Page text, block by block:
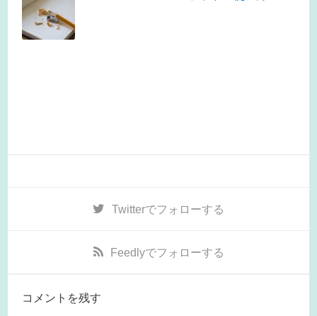
Twitterでフォローする
Feedlyでフォローする
コメントを残す